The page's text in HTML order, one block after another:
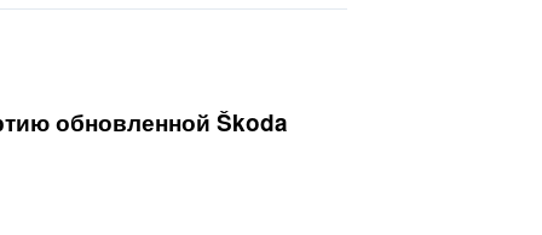
обновленной Škoda